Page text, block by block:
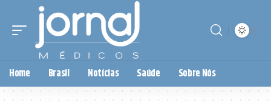
Home Brasil Notícias Saúde Sobre Nós